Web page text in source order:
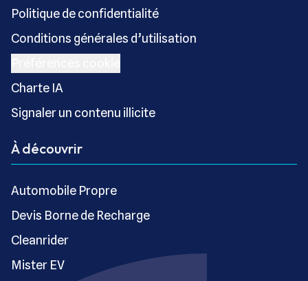
Politique de confidentialité
Conditions générales d’utilisation
Charte IA
Signaler un contenu illicite
À découvrir
Automobile Propre
Devis Borne de Recharge
Cleanrider
Mister EV